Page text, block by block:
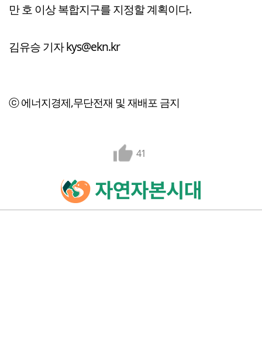
만 호 이상 복합지구를 지정할 계획이다.
김유승 기자 kys@ekn.kr
ⓒ 에너지경제,무단전재 및 재배포 금지
41